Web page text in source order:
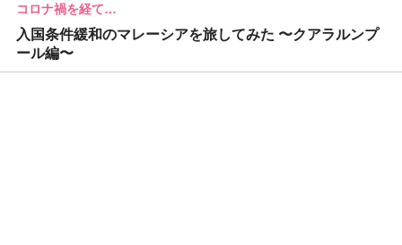
コロナ禍を経て…
入国条件緩和のマレーシアを旅してみた 〜クアラルンプ
ール編〜